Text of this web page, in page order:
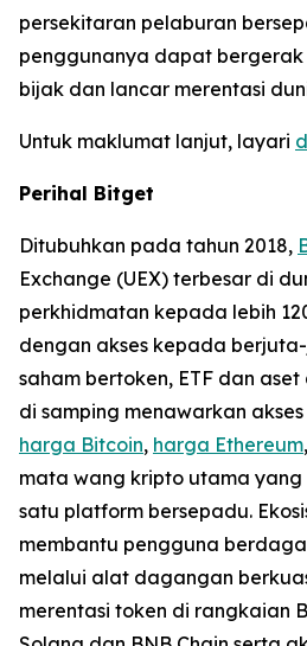
persekitaran pelaburan
penggunanya dapat
bijak dan lancar merentasi
Untuk maklumat lanjut, layari
Perihal Bitget
Ditubuhkan pada tahun 2018,
Exchange (UEX) terbesar di
perkhidmatan kepada lebih
dengan akses kepada
saham bertoken, ETF dan
di samping menawarkan
harga Bitcoin, harga Ethereum,
mata wang kripto utama
satu platform bersepadu.
membantu pengguna
melalui alat dagangan
merentasi token di rangkaian